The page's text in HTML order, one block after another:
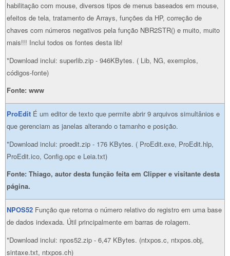
habilitação com mouse, diversos tipos de menus baseados em mouse,
efeitos de tela, tratamento de Arrays, funções da HP, correção de
chaves com números negativos pela função NBR2STR() e muito, muito
mais!!! Inclui todos os fontes desta lib!
*Download inclui: superlib.zip - 946KBytes. ( Lib, NG, exemplos,
códigos-fonte)
Fonte: www
ProEdit É um editor de texto que permite abrir 9 arquivos simultânios e
que gerenciam as janelas alterando o tamanho e posição.
*Download inclui: proedit.zip - 176 KBytes. ( ProEdit.exe, ProEdit.hlp,
ProEdit.ico, Config.opc e Leia.txt)
Fonte: Thiago, autor desta função feita em Clipper e visitante desta
página.
NPOS52 Função que retorna o número relativo do registro em uma base
de dados indexada. Útil principalmente em barras de rolagem.
*Download inclui: npos52.zip - 6,47 KBytes. (ntxpos.c, ntxpos.obj,
sintaxe.txt, ntxpos.ch)